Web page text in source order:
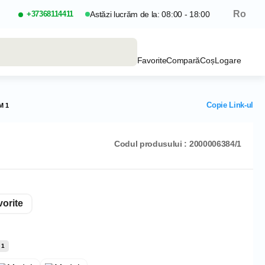
+37368114411 Astăzi lucrăm de la: 08:00 - 18:00 Ro
FavoriteComparăCoșLogare
1 Copie Link-ul
Codul produsului : 2000006384/1